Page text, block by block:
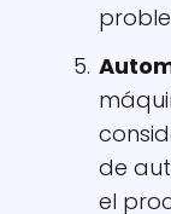
de
el